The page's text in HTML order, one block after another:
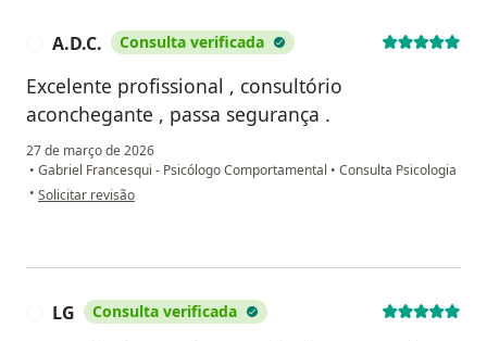
A.D.C. Consulta verificada
Excelente profissional , consultório
aconchegante , passa segurança .
27 de março de 2026
• Gabriel Francesqui - Psicólogo Comportamental • Consulta Psicologia
• na opinião do utilizador A.D.C.
Solicitar revisão
LG Consulta verificada